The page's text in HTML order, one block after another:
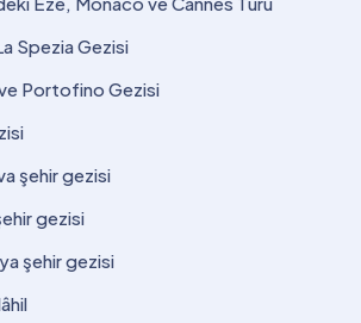
Spezia Gezisi
Portofino Gezisi
şehir gezisi
gezisi
şehir gezisi